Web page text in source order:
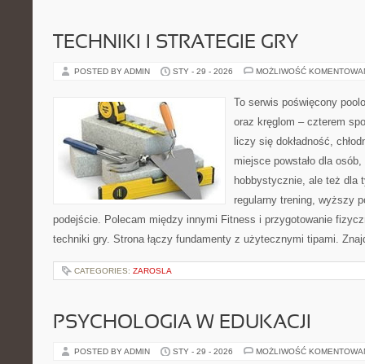
TECHNIKI I STRATEGIE GRY
POSTED BY ADMIN STY - 29 - 2026 MOŻLIWOŚĆ
To serwis poświęcony
oraz kręglom – czterem
liczy się dokładność,
miejsce powstało dla
hobbystycznie, ale też dla
regularny trening, wyższy
podejście. Polecam między innymi Fitness i przygotowanie
techniki gry. Strona łączy fundamenty z użytecznymi tipami.
CATEGORIES: ZAROSLA
PSYCHOLOGIA W EDUKACJI
POSTED BY ADMIN STY - 29 - 2026 MOŻLIWOŚĆ